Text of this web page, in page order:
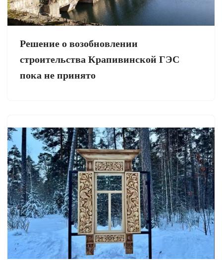
Решение о возобновлении
строительства Крапивинской ГЭС
пока не принято